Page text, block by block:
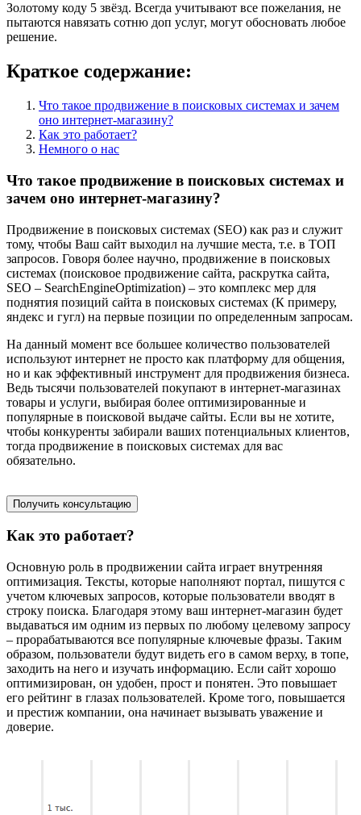
Золотому коду 5 звёзд. Всегда учитывают все пожелания, не
пытаются навязать сотню доп услуг, могут обосновать любое
решение.
Краткое содержание:
Что такое продвижение в поисковых системах и зачем
оно интернет-магазину?
Как это работает?
Немного о нас
Что такое продвижение в поисковых системах и
зачем оно интернет-магазину?
Продвижение в поисковых системах (SEO) как раз и служит
тому, чтобы Ваш сайт выходил на лучшие места, т.е. в ТОП
запросов. Говоря более научно, продвижение в поисковых
системах (поисковое продвижение сайта, раскрутка сайта,
SEO – SearchEngineOptimization) – это комплекс мер для
поднятия позиций сайта в поисковых системах (К примеру,
яндекс и гугл) на первые позиции по определенным запросам.
На данный момент все большее количество пользователей
используют интернет не просто как платформу для общения,
но и как эффективный инструмент для продвижения бизнеса.
Ведь тысячи пользователей покупают в интернет-магазинах
товары и услуги, выбирая более оптимизированные и
популярные в поисковой выдаче сайты. Если вы не хотите,
чтобы конкуренты забирали ваших потенциальных клиентов,
тогда продвижение в поисковых системах для вас
обязательно.
Получить консультацию
Как это работает?
Основную роль в продвижении сайта играет внутренняя
оптимизация. Тексты, которые наполняют портал, пишутся с
учетом ключевых запросов, которые пользователи вводят в
строку поиска. Благодаря этому ваш интернет-магазин будет
выдаваться им одним из первых по любому целевому запросу
– прорабатываются все популярные ключевые фразы. Таким
образом, пользователи будут видеть его в самом верху, в топе,
заходить на него и изучать информацию. Если сайт хорошо
оптимизирован, он удобен, прост и понятен. Это повышает
его рейтинг в глазах пользователей. Кроме того, повышается
и престиж компании, она начинает вызывать уважение и
доверие.